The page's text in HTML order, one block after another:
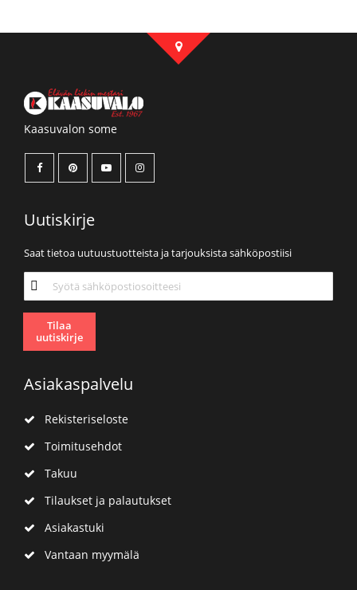
Kaasuvalon some
Uutiskirje
Saat tietoa uutuustuotteista ja tarjouksista sähköpostiisi
Tilaa
uutiskirjeemme:
Tilaa
uutiskirje
Asiakaspalvelu
Rekisteriseloste
Toimitusehdot
Takuu
Tilaukset ja palautukset
Asiakastuki
Vantaan myymälä